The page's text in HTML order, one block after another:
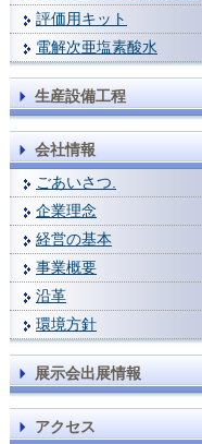
評価用キット
電解次亜塩素酸水
生産設備工程
会社情報
ごあいさつ.
企業理念
経営の基本
事業概要
沿革
環境方針
展示会出展情報
アクセス